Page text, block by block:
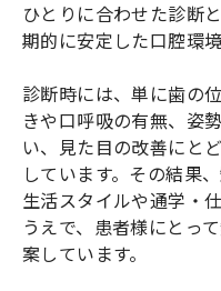
ひとりに合わせた診断
期的に安定した口腔環
診断時には、単に歯の
きや口呼吸の有無、姿
い、見た目の改善にと
しています。その結果
生活スタイルや通学・
うえで、患者様にとっ
案しています。